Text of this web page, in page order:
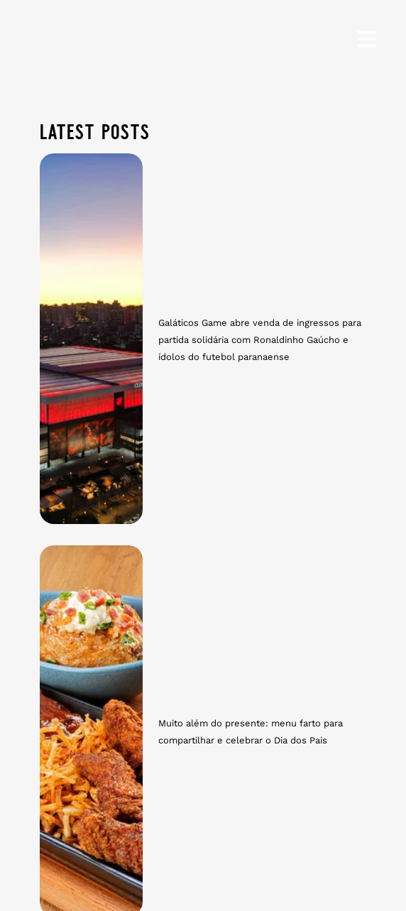
latest posts
Galáticos Game abre venda de ingressos para
partida solidária com Ronaldinho Gaúcho e
ídolos do futebol paranaense
Muito além do presente: menu farto para
compartilhar e celebrar o Dia dos Pais